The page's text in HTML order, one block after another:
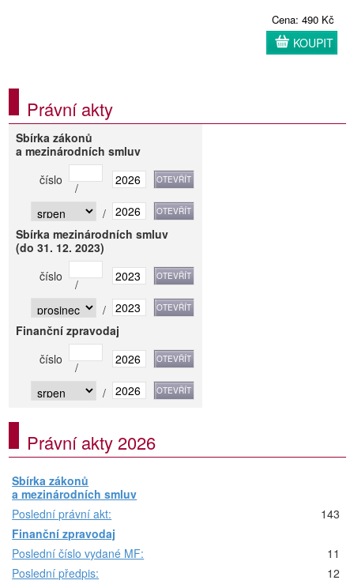
Cena: 490 Kč
KOUPIT
Právní akty
Sbírka zákonů
a mezinárodních smluv
číslo
/
/
Sbírka mezinárodních smluv
(do 31. 12. 2023)
číslo
/
/
Finanční zpravodaj
číslo
/
/
Právní akty 2026
Sbírka zákonů
a mezinárodních smluv
Poslední právní akt:
143
Finanční zpravodaj
Poslední číslo vydané MF:
11
Poslední předpis:
12